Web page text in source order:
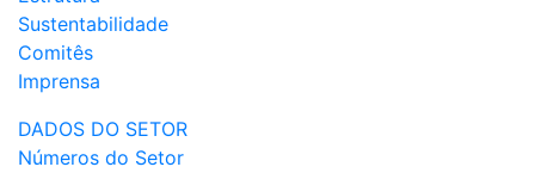
Sustentabilidade
Comitês
Imprensa
DADOS DO SETOR
Números do Setor